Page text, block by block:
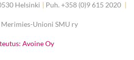
Helsinki | Puh. +358 (0)9 615 2020 |
Merimies-Unioni SMU ry
Avoine Oy